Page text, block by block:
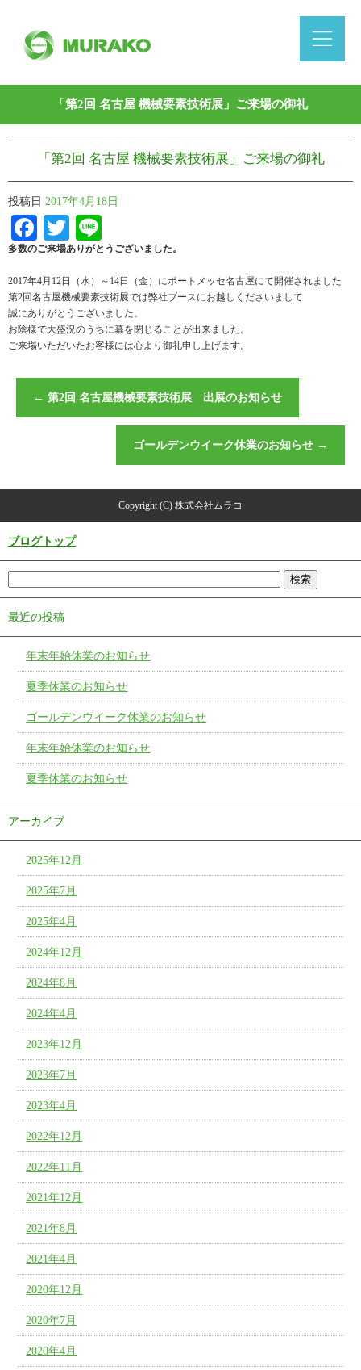
「第2回 名古屋 機械要素技術展」ご来場の御礼
「第2回 名古屋 機械要素技術展」ご来場の御礼
投稿日 2017年4月18日
Facebook
Twitter
多数のご来場ありがとうございました。
2017年4月12日（水）～14日（金）にポートメッセ名古屋にて開催されました
第2回名古屋機械要素技術展では弊社ブースにお越しくださいまして
誠にありがとうございました。
お陰様で大盛況のうちに幕を閉じることが出来ました。
ご来場いただいたお客様には心より御礼申し上げます。
← 第2回 名古屋機械要素技術展 出展のお知らせ
ゴールデンウイーク休業のお知らせ →
Copyright (C) 株式会社ムラコ
ブログトップ
最近の投稿
年末年始休業のお知らせ
夏季休業のお知らせ
ゴールデンウイーク休業のお知らせ
年末年始休業のお知らせ
夏季休業のお知らせ
アーカイブ
2025年12月
2025年7月
2025年4月
2024年12月
2024年8月
2024年4月
2023年12月
2023年7月
2023年4月
2022年12月
2022年11月
2021年12月
2021年8月
2021年4月
2020年12月
2020年7月
2020年4月